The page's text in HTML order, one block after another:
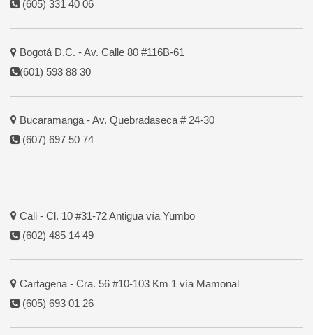
(605) 331 40 06
Bogotá D.C. - Av. Calle 80 #116B-61
(601) 593 88 30
Bucaramanga - Av. Quebradaseca # 24-30
(607) 697 50 74
Cali - Cl. 10 #31-72 Antigua vía Yumbo
(602) 485 14 49
Cartagena - Cra. 56 #10-103 Km 1 vía Mamonal
(605) 693 01 26